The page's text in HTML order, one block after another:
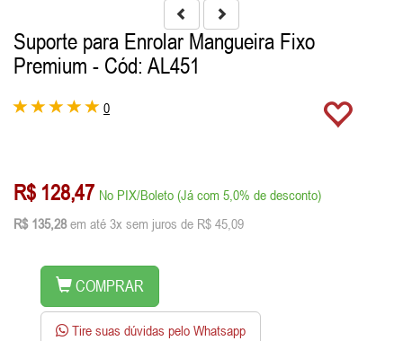
Suporte para Enrolar Mangueira Fixo
Premium - Cód: AL451
0
R$ 128,47 No PIX/Boleto (Já com 5,0% de desconto)
R$ 135,28 em até 3x sem juros de R$ 45,09
COMPRAR
Tire suas dúvidas pelo Whatsapp